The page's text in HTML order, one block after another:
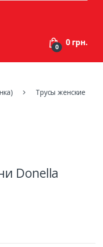
0 0 грн.
Трусы женские
Donella